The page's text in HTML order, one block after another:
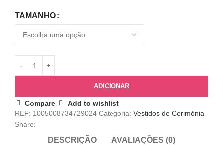
TAMANHO
ADICIONAR
Compare
Add to wishlist
REF: 1005008734729024 Categoria: Vestidos de Cerimónia
Share:
DESCRIÇÃO AVALIAÇÕES (0)